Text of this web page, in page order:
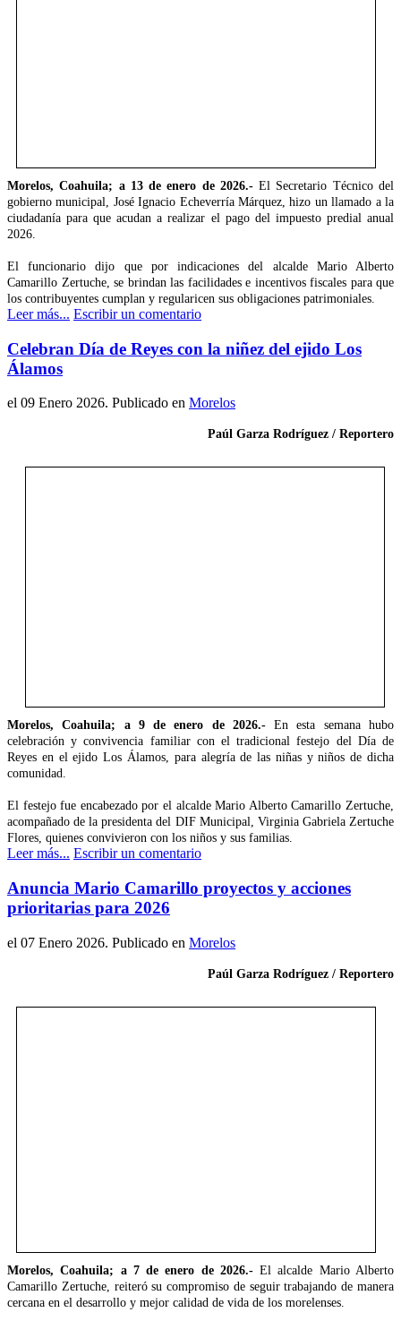
Morelos, Coahuila; a 13 de enero de 2026.-El Secretario Técnico del
gobierno municipal, José Ignacio Echeverría Márquez, hizo un llamado a la
ciudadanía para que acudan a realizar el pago del impuesto predial anual
2026.
El funcionario dijo que por indicaciones del alcalde Mario Alberto
Camarillo Zertuche, se brindan las facilidades e incentivos fiscales para que
los contribuyentes cumplan y regularicen sus obligaciones patrimoniales.
Leer más... Escribir un comentario
Celebran Día de Reyes con la niñez del ejido Los
Álamos
el 09 Enero 2026. Publicado en Morelos
Paúl Garza Rodríguez / Reportero
Morelos, Coahuila; a 9 de enero de 2026.-En esta semana hubo
celebración y convivencia familiar con el tradicional festejo del Día de
Reyes en el ejido Los Álamos, para alegría de las niñas y niños de dicha
comunidad.
El festejo fue encabezado por el alcalde Mario Alberto Camarillo Zertuche,
acompañado de la presidenta del DIF Municipal, Virginia Gabriela Zertuche
Flores, quienes convivieron con los niños y sus familias.
Leer más... Escribir un comentario
Anuncia Mario Camarillo proyectos y acciones
prioritarias para 2026
el 07 Enero 2026. Publicado en Morelos
Paúl Garza Rodríguez / Reportero
Morelos, Coahuila; a 7 de enero de 2026.-El alcalde Mario Alberto
Camarillo Zertuche, reiteró su compromiso de seguir trabajando de manera
cercana en el desarrollo y mejor calidad de vida de los morelenses.